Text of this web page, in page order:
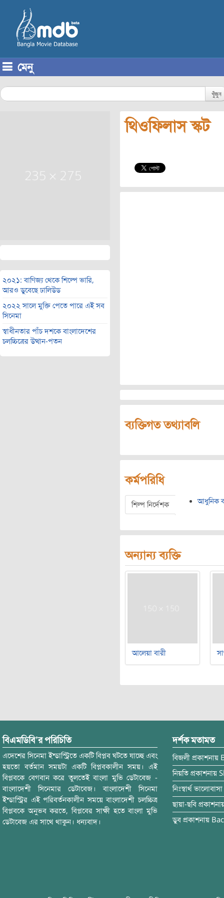
মেনু
খুঁজুন
২০২১: বাণিজ্য থেকে শিল্পে ভারি,
আরও ডুবেছে ঢালিউড
২০২২ সালে মুক্তি পেতে পারে এই সব
সিনেমা
স্বাধীনতার পাঁচ দশকে বাংলাদেশের
চলচ্চিত্রের উত্থান-পতন
থিওফিলাস স্কট
ব্যক্তিগত তথ্যাবলি
কর্মপরিধি
শিল্প নির্দেশক আধুনিক
অন্যান্য ব্যক্তি
আলেয়া বারী
বিএমডিবি’র পরিচিতি
এদেশের সিনেমা ইন্ডাস্ট্রিতে একটি বিপ্লব ঘটতে যাচ্ছে এবং
হয়তো বর্তমান সময়টা একটি বিপ্লবকালীন সময়। এই
বিপ্লবকে বেগবান করে তুলতেই বাংলা মুভি ডেটাবেজ -
বাংলাদেশী সিনেমার ডেটাবেজ। বাংলাদেশী সিনেমা
ইন্ডাস্ট্রির এই পরিবর্তনকালীন সময়ে বাংলাদেশী চলচ্চিত্র
বিপ্লবকে অনুভব করতে, বিপ্লবের সাক্ষী হতে বাংলা মুভি
ডেটাবেজ এর সাথে থাকুন। ধন্যবাদ।
দর্শক মতামত
বিজলী প্রকাশনায়
নিয়তি প্রকাশনায়
নিঃস্বার্থ ভালোবাসা
ছায়া-ছবি
ডুব প্রকাশনায়